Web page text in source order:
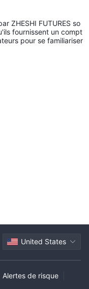
ZHESHI FUTURES so
fournissent un compt
pour se familiariser
United States
Alertes de risque